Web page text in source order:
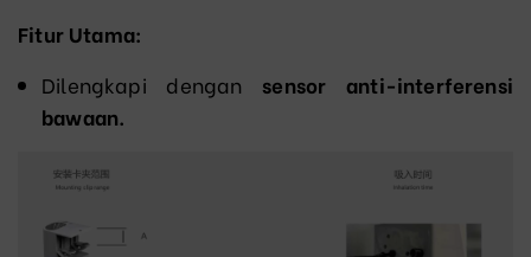
Fitur Utama:
Dilengkapi dengan sensor anti-interferensi
bawaan.